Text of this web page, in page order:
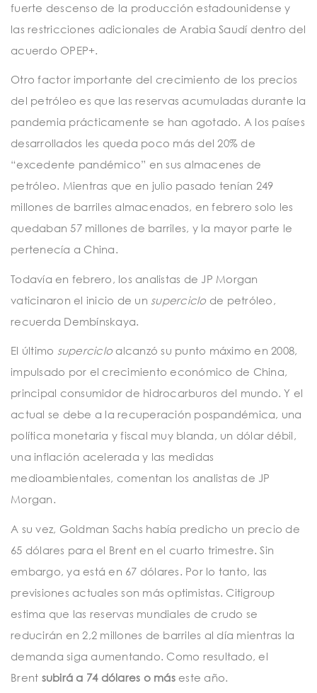
fuerte descenso de la producción estadounidense y
las restricciones adicionales de Arabia Saudí dentro del
acuerdo OPEP+.
Otro factor importante del crecimiento de los precios
del petróleo es que las reservas acumuladas durante la
pandemia prácticamente se han agotado. A los países
desarrollados les queda poco más del 20% de
“excedente pandémico” en sus almacenes de
petróleo. Mientras que en julio pasado tenían 249
millones de barriles almacenados, en febrero solo les
quedaban 57 millones de barriles, y la mayor parte le
pertenecía a China.
Todavía en febrero, los analistas de JP Morgan
vaticinaron el inicio de un superciclo de petróleo,
recuerda Dembínskaya.
El último superciclo alcanzó su punto máximo en 2008,
impulsado por el crecimiento económico de China,
principal consumidor de hidrocarburos del mundo. Y el
actual se debe a la recuperación pospandémica, una
política monetaria y fiscal muy blanda, un dólar débil,
una inflación acelerada y las medidas
medioambientales, comentan los analistas de JP
Morgan.
A su vez, Goldman Sachs había predicho un precio de
65 dólares para el Brent en el cuarto trimestre. Sin
embargo, ya está en 67 dólares. Por lo tanto, las
previsiones actuales son más optimistas. Citigroup
estima que las reservas mundiales de crudo se
reducirán en 2,2 millones de barriles al día mientras la
demanda siga aumentando. Como resultado, el
Brent subirá a 74 dólares o máseste año.